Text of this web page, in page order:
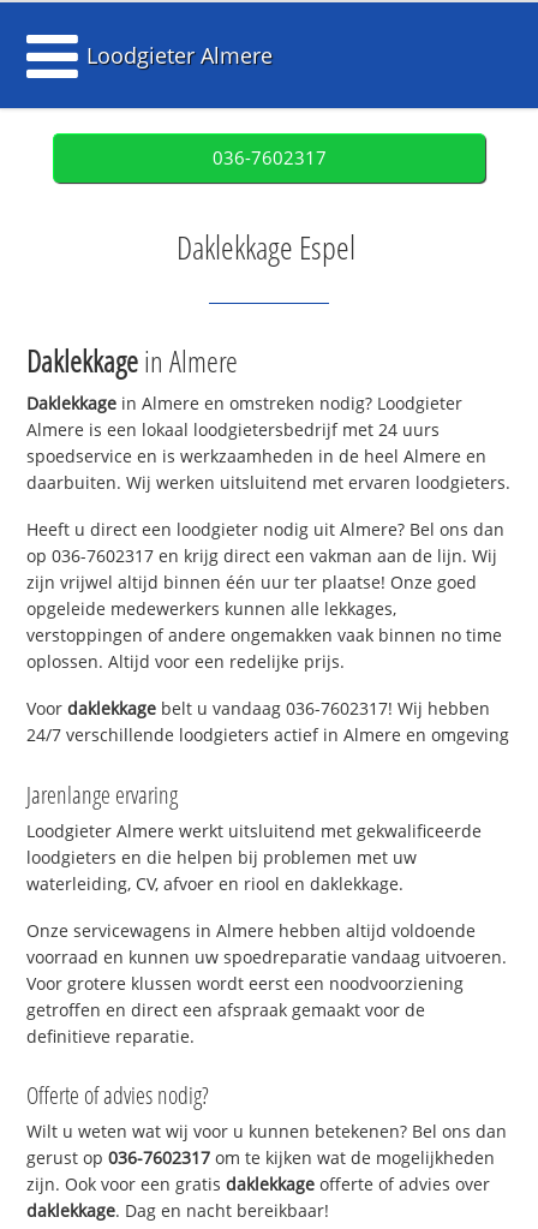
Loodgieter Almere
036-7602317
Daklekkage Espel
Daklekkagein Almere
Daklekkage in Almere en omstreken nodig? Loodgieter
Almere is een lokaal loodgietersbedrijf met 24 uurs
spoedservice en is werkzaamheden in de heel Almere en
daarbuiten. Wij werken uitsluitend met ervaren loodgieters.
Heeft u direct een loodgieter nodig uit Almere? Bel ons dan
op 036-7602317 en krijg direct een vakman aan de lijn. Wij
zijn vrijwel altijd binnen één uur ter plaatse! Onze goed
opgeleide medewerkers kunnen alle lekkages,
verstoppingen of andere ongemakken vaak binnen no time
oplossen. Altijd voor een redelijke prijs.
Voordaklekkage belt u vandaag 036-7602317! Wij hebben
24/7 verschillende loodgieters actief in Almere en omgeving
Jarenlange ervaring
Loodgieter Almere werkt uitsluitend met gekwalificeerde
loodgieters en die helpen bij problemen met uw
waterleiding, CV, afvoer en riool en daklekkage.
Onze servicewagens in Almere hebben altijd voldoende
voorraad en kunnen uw spoedreparatie vandaag uitvoeren.
Voor grotere klussen wordt eerst een noodvoorziening
getroffen en direct een afspraak gemaakt voor de
definitieve reparatie.
Offerte of advies nodig?
Wilt u weten wat wij voor u kunnen betekenen? Bel ons dan
gerust op036-7602317 om te kijken wat de mogelijkheden
zijn. Ook voor een gratisdaklekkage offerte of advies over
daklekkage. Dag en nacht bereikbaar!